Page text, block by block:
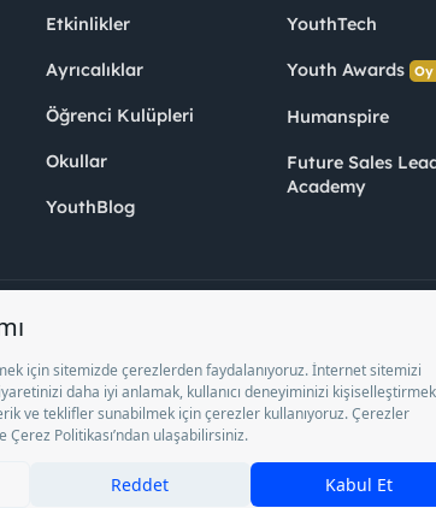
Etkinlikler
Ayrıcalıklar
Öğrenci Kulüpleri
Okullar
YouthBlog
YouthTech
Youth Awards Oy
Humanspire
Future Sales
Academy
13/05/2025 - 12/05/2028 tarihleri arasında faaliyette
4904 sayılı kanun uyarınca iş arayanlardan ücret